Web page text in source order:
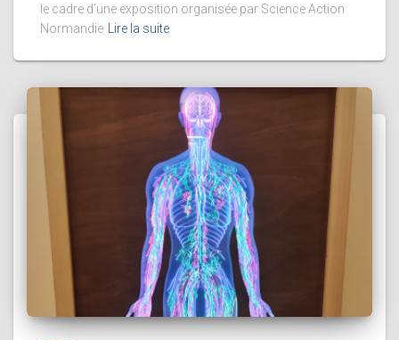
le cadre d’une exposition organisée par Science Action
Normandie
Lire la suite